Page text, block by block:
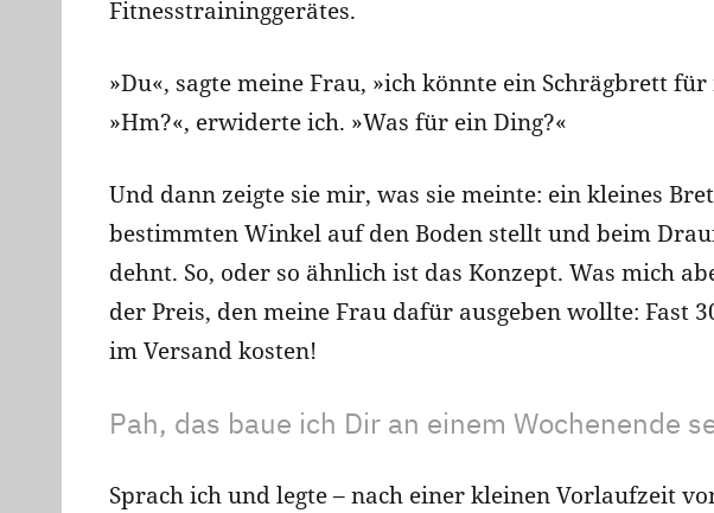
Fitnesstraininggerätes.
»Du«, sagte meine Frau, »ich könnte ein Schrägbrett
»Hm?«, erwiderte ich. »Was für ein Ding?«
Und dann zeigte sie mir, was sie meinte: ein kleines
bestimmten Winkel auf den Boden stellt und beim
dehnt. So, oder so ähnlich ist das Konzept. Was mich
der Preis, den meine Frau dafür ausgeben wollte: Fast
im Versand kosten!
Pah, das baue ich Dir an einem Wochenende
Sprach ich und legte – nach einer kleinen Vorlaufzeit